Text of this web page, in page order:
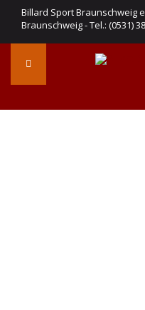
Billard Sport Braunschweig
Braunschweig - Tel.: (0531)